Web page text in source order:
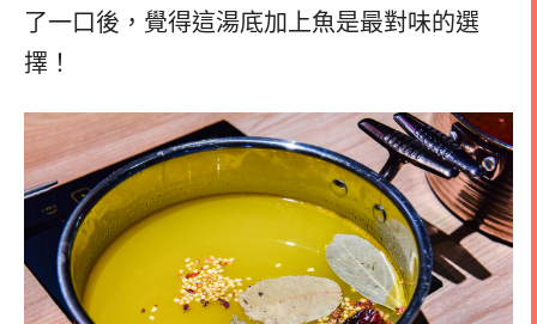
了一口後，覺得這湯底加上魚是最對味的選
擇！